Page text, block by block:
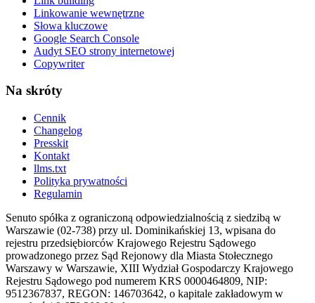
Linkowanie wewnętrzne
Słowa kluczowe
Google Search Console
Audyt SEO strony internetowej
Copywriter
Na skróty
Cennik
Changelog
Presskit
Kontakt
llms.txt
Polityka prywatności
Regulamin
Senuto spółka z ograniczoną odpowiedzialnością z siedzibą w
Warszawie (02-738) przy ul. Dominikańskiej 13, wpisana do
rejestru przedsiębiorców Krajowego Rejestru Sądowego
prowadzonego przez Sąd Rejonowy dla Miasta Stołecznego
Warszawy w Warszawie, XIII Wydział Gospodarczy Krajowego
Rejestru Sądowego pod numerem KRS 0000464809, NIP:
9512367837, REGON: 146703642, o kapitale zakładowym w